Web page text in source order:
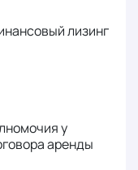
лизинг
у
аренды